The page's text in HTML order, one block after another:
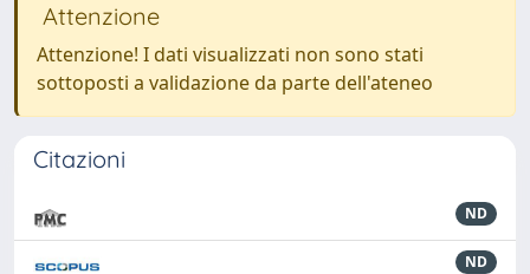
Attenzione
Attenzione! I dati visualizzati non sono stati
sottoposti a validazione da parte dell'ateneo
Citazioni
ND
ND